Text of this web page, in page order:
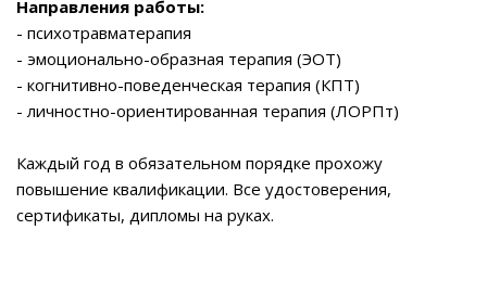
Направления работы:
- психотравматерапия
- эмоционально-образная терапия (ЭОТ)
- когнитивно-поведенческая терапия (КПТ)
- личностно-ориентированная терапия (ЛОРПт)
Каждый год в обязательном порядке прохожу
повышение квалификации. Все удостоверения,
сертификаты, дипломы на руках.